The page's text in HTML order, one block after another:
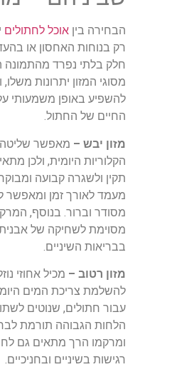
הבחירה בין אוכל לחתולים
רק בנוחות האחסון או
חלק בלתי נפרד מהתמונה
מסוגי המזון יתרונות משלו,
להשפיע באופן משמעותי
החיים של החתול.
מזון יבש – מאפשר שליטה
הקלוריות היומית, ולכן
תקין ולשגרה קבועה
מעמד לאורך זמן ומאפשר
מסודר וברור. בנוסף,
מסוימת לשחיקה של
בבריאות השיניים.
מזון רטוב – מכיל אחוזי
להשלמת צריכת המים
עבור חתולים, שנוטים
הלחות הגבוהה תורמת
ומרקמו הרך מתאים גם
רגישות בשיניים ובחניכיים.